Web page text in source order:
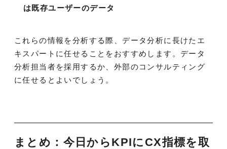
は既存ユーザーのデータ
これらの情報を分析する際、データ分析に長けたエ
キスパートに任せることをおすすめします。データ
分析担当者を採用するか、外部のコンサルティング
に任せるとよいでしょう。
まとめ：今日からKPIにCX指標を取